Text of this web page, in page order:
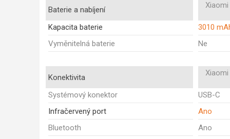
Baterie a nabíjení
Kapacita baterie
3010
Vyměnitelná baterie
Ne
Konektivita
Systémový konektor
USB-C
Infračervený port
Ano
Bluetooth
Ano